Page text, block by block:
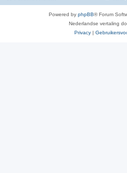
Powered by phpBB® Forum
Nederlandse vertaling
Privacy |